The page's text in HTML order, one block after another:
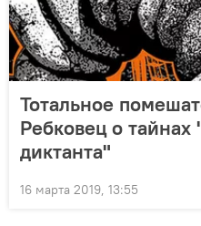
Тотальное
Ребковец о тайнах
диктанта"
16 марта 2019, 13:55